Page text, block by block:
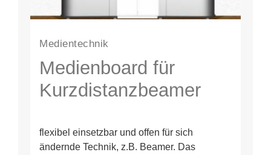
Medientechnik
Medienboard für
Kurzdistanzbeamer
flexibel einsetzbar und offen für sich
ändernde Technik, z.B. Beamer. Das